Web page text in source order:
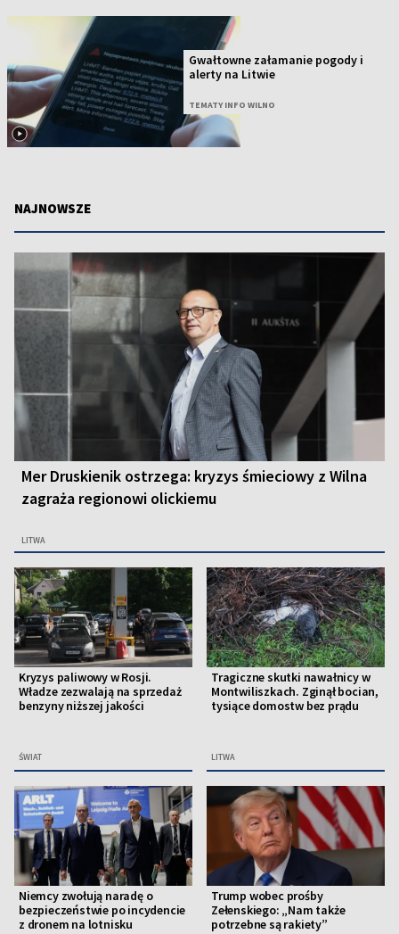
Gwałtowne załamanie pogody i
alerty na Litwie
TEMATY INFO WILNO
NAJNOWSZE
Mer Druskienik ostrzega: kryzys śmieciowy z Wilna
zagraża regionowi olickiemu
LITWA
Kryzys paliwowy w Rosji.
Władze zezwalają na sprzedaż
benzyny niższej jakości
ŚWIAT
Tragiczne skutki nawałnicy w
Montwiliszkach. Zginął bocian,
tysiące domostw bez prądu
LITWA
Niemcy zwołują naradę o
bezpieczeństwie po incydencie
z dronem na lotnisku
Trump wobec prośby
Zełenskiego: „Nam także
potrzebne są rakiety”